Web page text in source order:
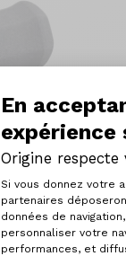
En
expérience
Origine respecte
Plateforme
Si vous donnez votre
partenaires
données de
personnaliser votre
performances, et